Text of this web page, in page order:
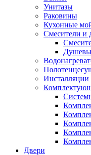
Унитазы
Раковины
Кухонные
Смесители и
Инсталляции
Двери